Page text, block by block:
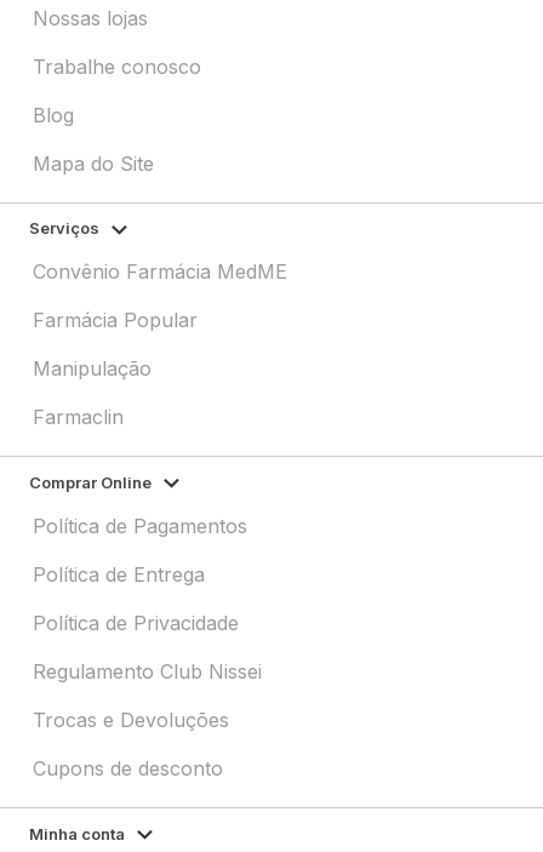
Nossas lojas
Trabalhe conosco
Blog
Mapa do Site
Serviços
Convênio Farmácia MedME
Farmácia Popular
Manipulação
Farmaclin
Comprar Online
Política de Pagamentos
Política de Entrega
Política de Privacidade
Regulamento Club Nissei
Trocas e Devoluções
Cupons de desconto
Minha conta